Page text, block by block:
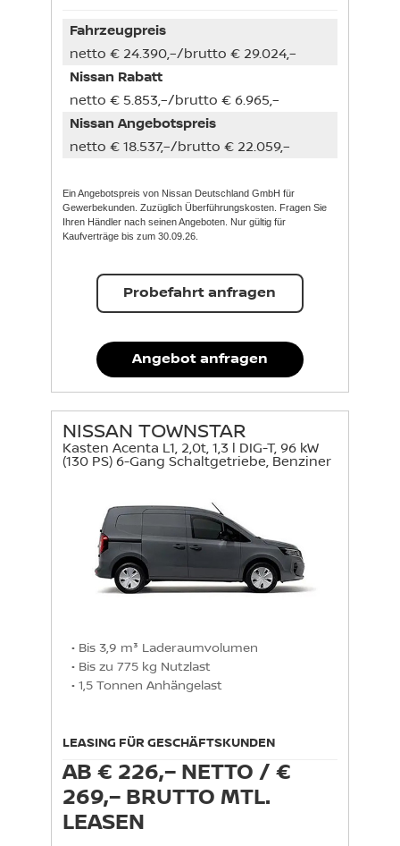
Fahrzeugpreis
netto € 24.390,–/brutto € 29.024,–
Nissan Rabatt
netto € 5.853,–/brutto € 6.965,–
Nissan Angebotspreis
netto € 18.537,–/brutto € 22.059,–
Ein Angebotspreis von Nissan Deutschland GmbH für
Gewerbekunden. Zuzüglich Überführungskosten. Fragen Sie
Ihren Händler nach seinen Angeboten. Nur gültig für
Kaufverträge bis zum 30.09.26.
Angebot anfragen
Probefahrt anfragen
NISSAN TOWNSTAR
Kasten Acenta L1, 2,0t, 1,3 l DIG-T, 96 kW
(130 PS) 6-Gang Schaltgetriebe, Benziner
• Bis 3,9 m³ Laderaumvolumen
• Bis zu 775 kg Nutzlast
• 1,5 Tonnen Anhängelast
LEASING FÜR GESCHÄFTSKUNDEN
AB € 226,– NETTO / €
269,– BRUTTO MTL.
LEASEN